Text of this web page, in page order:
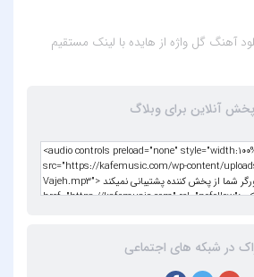
آهنگ گل واژه از هایدهبا لینک مستقیم
آنلاین برای وبلاگ
در شبکه های اجتماعی